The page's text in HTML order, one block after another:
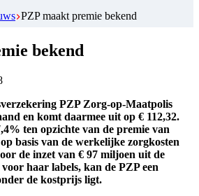
PZP maakt premie bekend
bekend
PZP Zorg-op-Maatpolis
en komt daarmee uit op € 112,32.
ten opzichte van de premie van
basis van de werkelijke zorgkosten
de inzet van € 97 miljoen uit de
haar labels, kan de PZP een
de kostprijs ligt.